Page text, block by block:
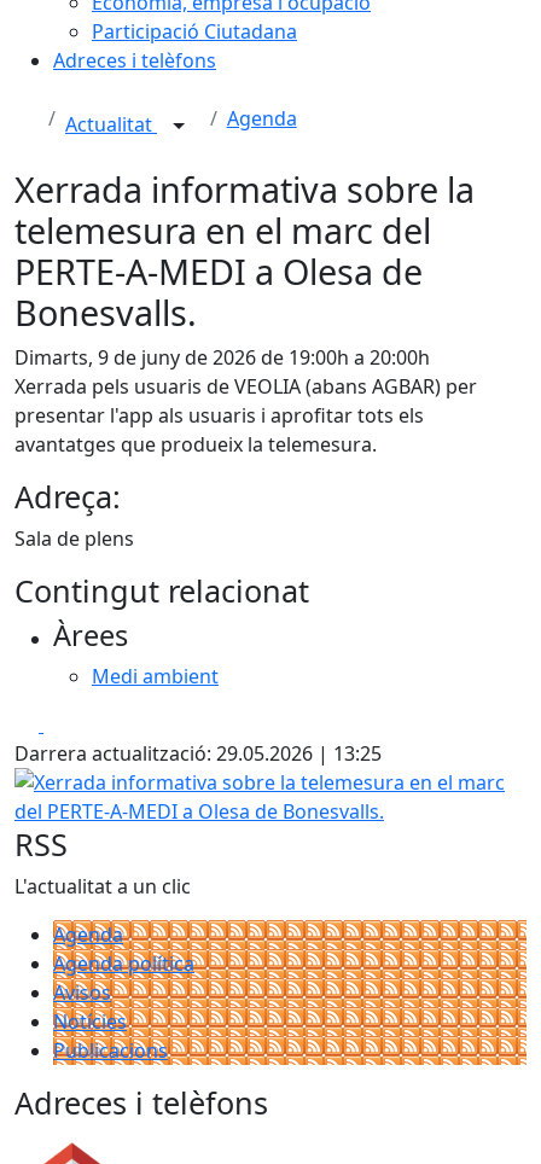
Participació Ciutadana
Adreces i telèfons
Actualitat Agenda
Xerrada informativa sobre la
telemesura en el marc del
PERTE-A-MEDI a Olesa de
Bonesvalls.
Dimarts, 9 de juny de 2026 de 19:00h a 20:00h
Xerrada pels usuaris de VEOLIA (abans AGBAR) per
presentar l'app als usuaris i aprofitar tots els
avantatges que produeix la telemesura.
Adreça:
Sala de plens
Contingut relacionat
Àrees
Medi ambient
Darrera actualització: 29.05.2026 | 13:25
Xerrada informativa sobre la telemesura en el marc del
RSS
L'actualitat a un clic
Agenda
Agenda política
Avisos
Notícies
Publicacions
Adreces i telèfons